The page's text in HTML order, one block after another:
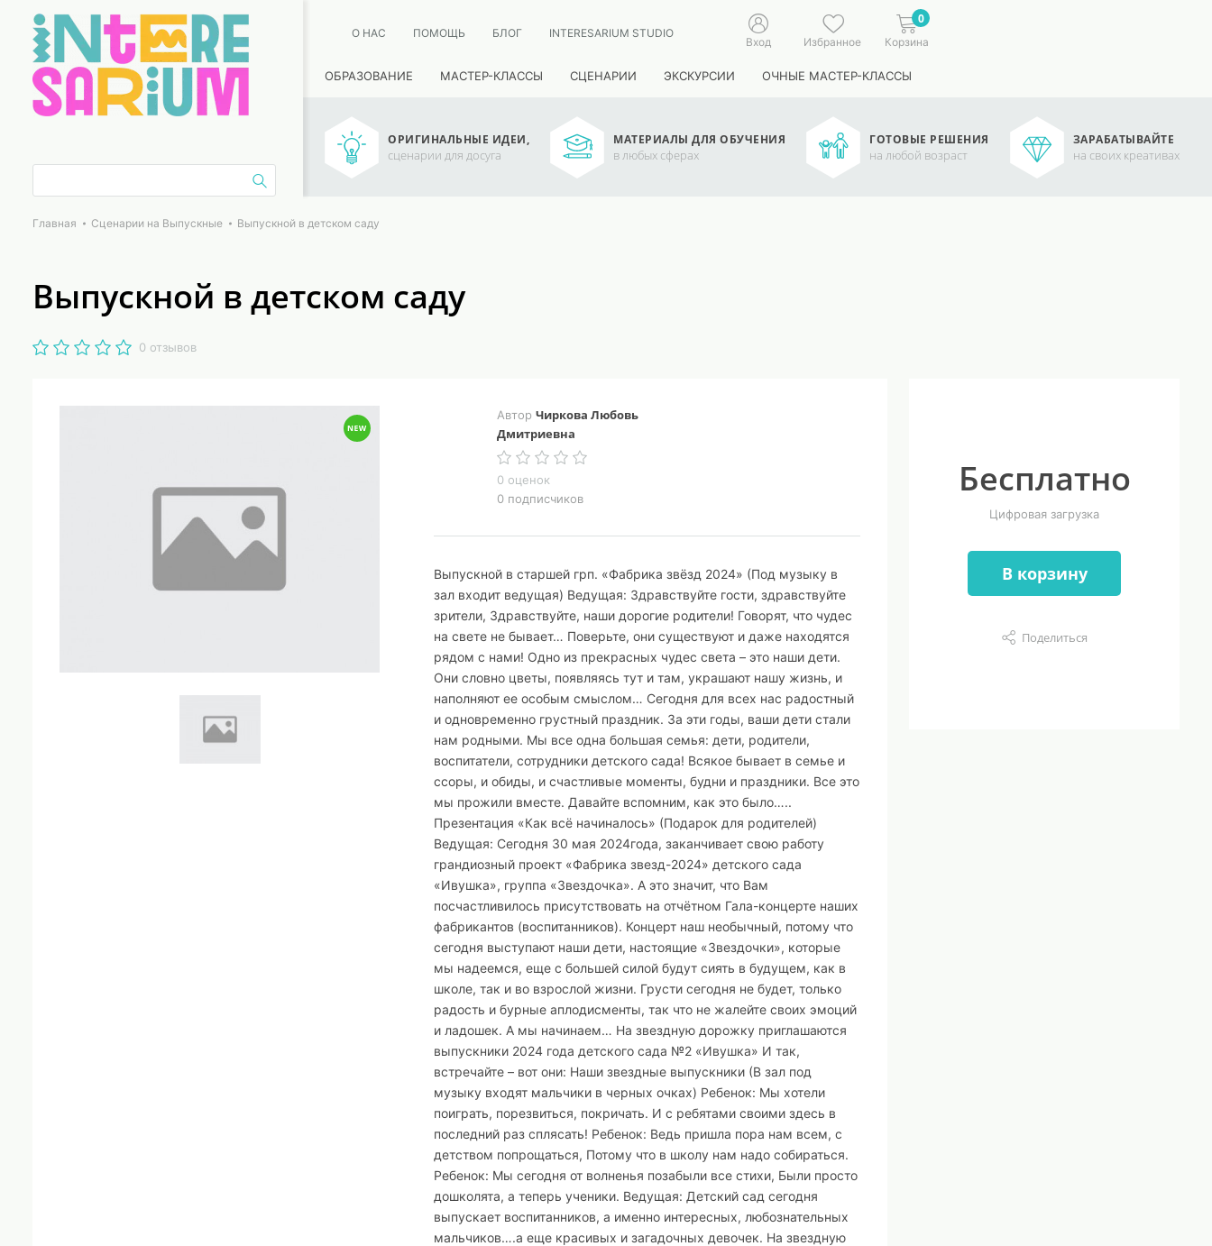
О НАС ПОМОЩЬ БЛОГ INTERESARIUM STUDIO
Вход Избранное
0
Корзина
ОБРАЗОВАНИЕ МАСТЕР-КЛАССЫ СЦЕНАРИИ ЭКСКУРСИИ ОЧНЫЕ МАСТЕР-КЛАССЫ
ОРИГИНАЛЬНЫЕ ИДЕИ,
сценарии для досуга
МАТЕРИАЛЫ ДЛЯ ОБУЧЕНИЯ
в любых сферах
ГОТОВЫЕ РЕШЕНИЯ
на любой возраст
ЗАРАБАТЫВАЙТЕ
на своих креативах
Главная Сценарии на Выпускные Выпускной в детском саду
Выпускной в детском саду
0 отзывов
Автор Чиркова Любовь
Дмитриевна
0 оценок
0 подписчиков
Выпускной в старшей грп. «Фабрика звёзд 2024» (Под музыку в
зал входит ведущая) Ведущая: Здравствуйте гости, здравствуйте
зрители, Здравствуйте, наши дорогие родители! Говорят, что чудес
на свете не бывает… Поверьте, они существуют и даже находятся
рядом с нами! Одно из прекрасных чудес света – это наши дети.
Они словно цветы, появляясь тут и там, украшают нашу жизнь, и
наполняют ее особым смыслом… Сегодня для всех нас радостный
и одновременно грустный праздник. За эти годы, ваши дети стали
нам родными. Мы все одна большая семья: дети, родители,
воспитатели, сотрудники детского сада! Всякое бывает в семье и
ссоры, и обиды, и счастливые моменты, будни и праздники. Все это
мы прожили вместе. Давайте вспомним, как это было…..
Презентация «Как всё начиналось» (Подарок для родителей)
Ведущая: Сегодня 30 мая 2024года, заканчивает свою работу
грандиозный проект «Фабрика звезд-2024» детского сада
«Ивушка», группа «Звездочка». А это значит, что Вам
посчастливилось присутствовать на отчётном Гала-концерте наших
фабрикантов (воспитанников). Концерт наш необычный, потому что
сегодня выступают наши дети, настоящие «Звездочки», которые
мы надеемся, еще с большей силой будут сиять в будущем, как в
школе, так и во взрослой жизни. Грусти сегодня не будет, только
радость и бурные аплодисменты, так что не жалейте своих эмоций
и ладошек. А мы начинаем… На звездную дорожку приглашаются
выпускники 2024 года детского сада №2 «Ивушка» И так,
встречайте – вот они: Наши звездные выпускники (В зал под
музыку входят мальчики в черных очках) Ребенок: Мы хотели
поиграть, порезвиться, покричать. И с ребятами своими здесь в
последний раз сплясать! Ребенок: Ведь пришла пора нам всем, с
детством попрощаться, Потому что в школу нам надо собираться.
Ребенок: Мы сегодня от волненья позабыли все стихи, Были просто
дошколята, а теперь ученики. Ведущая: Детский сад сегодня
выпускает воспитанников, а именно интересных, любознательных
мальчиков….а еще красивых и загадочных девочек. На звездную
Бесплатно
Цифровая загрузка
В корзину
Поделиться